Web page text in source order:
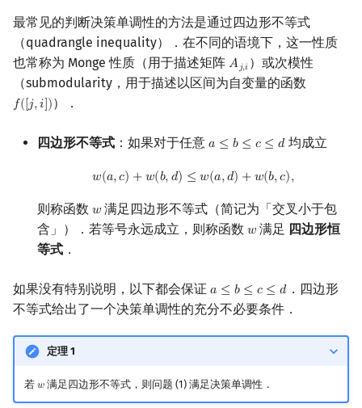
回文树
序列自动机
Main–Lorentz 算法
二次剩余
阶 & 原根
数论分块
莫比乌斯反演
Min_25 筛
概率论
博弈论
杨氏矩阵
拟阵
Berlekamp–Massey 算法
可持久化数据结构
树套树
析合树
PQ 树
手指树
欧拉图
哈密顿图
图的着色
网络流
Prüfer 序列
矩阵树定理
Kahan 求和
珂朵莉树/颜色段均摊
最常见的判断决策单调性的方法是通过四边形不等式
（quadrangle inequality）．在不同的语境下，这一性质
也常称为 Monge 性质（用于描述矩阵 𝐴𝑗,𝑖
Aj,i ）或次模性
（submodularity，用于描述以区间为自变量的函数
𝑓([𝑗,𝑖])
f([j,i]) ）．
四边形不等式 ：如果对于任意 𝑎 ≤ 𝑏 ≤ 𝑐 ≤ 𝑑
a ≤b ≤c≤d 均成立
𝑤(𝑎,𝑐) +𝑤(𝑏,𝑑) ≤ 𝑤(𝑎,𝑑) +𝑤(𝑏,𝑐),
w(a ,c) +w(b,d )≤w(a,d )+w(b,c),
则称函数 𝑤
w 满足四边形不等式（简记为「交叉小于包
含」）．若等号永远成立，则称函数 𝑤
w 满足 四边形恒
等式 ．
如果没有特别说明，以下都会保证 𝑎 ≤ 𝑏 ≤ 𝑐 ≤ 𝑑
a ≤b ≤c≤d
．四边形
不等式给出了一个决策单调性的充分不必要条件．
定理 1
若 𝑤
w满足四边形不等式，则问题 (1) 满足决策单调性．